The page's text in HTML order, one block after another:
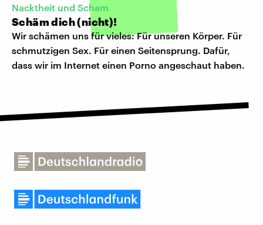
Nacktheit und Scham
Schäm dich (nicht)!
Wir schämen uns für vieles: Für unseren Körper. Für
schmutzigen Sex. Für einen Seitensprung. Dafür,
dass wir im Internet einen Porno angeschaut haben.